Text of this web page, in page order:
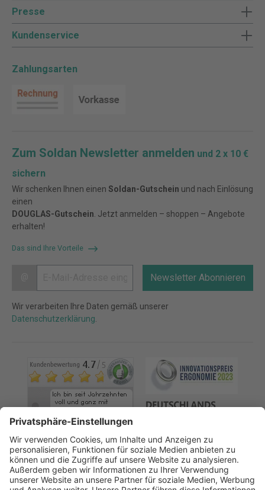
Presse
Kundenservice
Zahlungsarten
Zum Soldan Newsletter anmelden und 2 x 10 €
sichern
Wir schenken Ihnen einen Soldan-Gutschein und nach Einlösung
einen
DOUGLAS-Gutschein . Jetzt anmelden – shoppen – Angebote
erhalten!
Das sind Ihre Vorteile
Newsletter Abonnieren
Wir verarbeiten Ihre Daten gemäß unserer
Datenschutzerklärung